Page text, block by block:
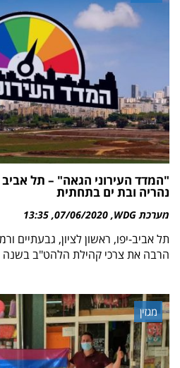
"המדד העירוני הגאה" – תל אביב
נהריה ובת ים בתחתית
מערכת WDG 07/06/2020
13:35
תל אביב-יפו, ראשון לציון, גבעתיים
הרבה את צרכי קהילת הלהט"ב בשנה
מגזין